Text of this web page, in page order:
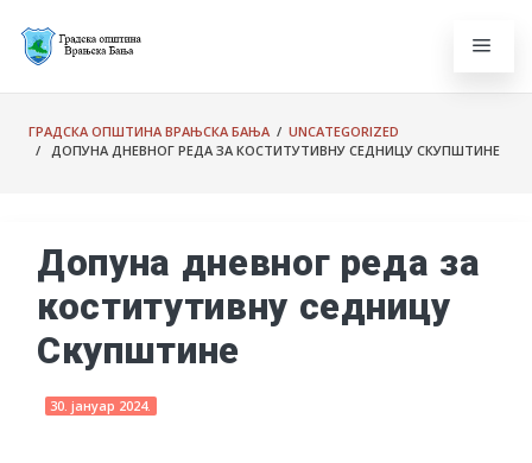
ГРАДСКА ОПШТИНА ВРАЊСКА БАЊА / UNCATEGORIZED
/ ДОПУНА ДНЕВНОГ РЕДА ЗА КОСТИТУТИВНУ СЕДНИЦУ СКУПШТИНЕ
Допуна дневног реда за
коститутивну седницу
Скупштине
30. јануар 2024.